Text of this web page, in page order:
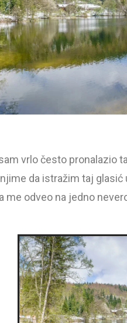
vrlo često pronalazio
njime da istražim taj
me odveo na jedno